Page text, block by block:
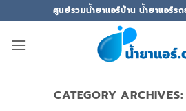
ไป
ยัง
ศูนย์รวมน้ำยาแอร์บ้าน น้ำยาแอร์ร
CATEGORY ARCHIVES: